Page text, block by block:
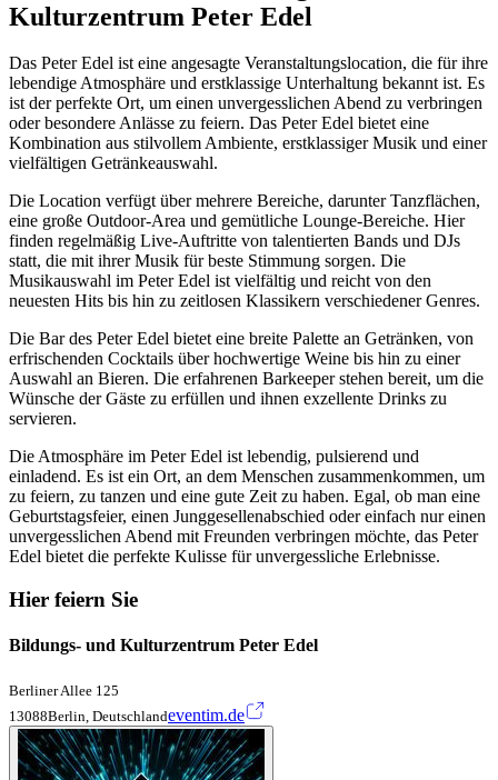
Kulturzentrum Peter Edel
Das Peter Edel ist eine angesagte Veranstaltungslocation, die für ihre
lebendige Atmosphäre und erstklassige Unterhaltung bekannt ist. Es
ist der perfekte Ort, um einen unvergesslichen Abend zu verbringen
oder besondere Anlässe zu feiern. Das Peter Edel bietet eine
Kombination aus stilvollem Ambiente, erstklassiger Musik und einer
vielfältigen Getränkeauswahl.
Die Location verfügt über mehrere Bereiche, darunter Tanzflächen,
eine große Outdoor-Area und gemütliche Lounge-Bereiche. Hier
finden regelmäßig Live-Auftritte von talentierten Bands und DJs
statt, die mit ihrer Musik für beste Stimmung sorgen. Die
Musikauswahl im Peter Edel ist vielfältig und reicht von den
neuesten Hits bis hin zu zeitlosen Klassikern verschiedener Genres.
Die Bar des Peter Edel bietet eine breite Palette an Getränken, von
erfrischenden Cocktails über hochwertige Weine bis hin zu einer
Auswahl an Bieren. Die erfahrenen Barkeeper stehen bereit, um die
Wünsche der Gäste zu erfüllen und ihnen exzellente Drinks zu
servieren.
Die Atmosphäre im Peter Edel ist lebendig, pulsierend und
einladend. Es ist ein Ort, an dem Menschen zusammenkommen, um
zu feiern, zu tanzen und eine gute Zeit zu haben. Egal, ob man eine
Geburtstagsfeier, einen Junggesellenabschied oder einfach nur einen
unvergesslichen Abend mit Freunden verbringen möchte, das Peter
Edel bietet die perfekte Kulisse für unvergessliche Erlebnisse.
Hier feiern Sie
Bildungs- und Kulturzentrum Peter Edel
Berliner Allee 125
13088Berlin, Deutschlandeventim.de